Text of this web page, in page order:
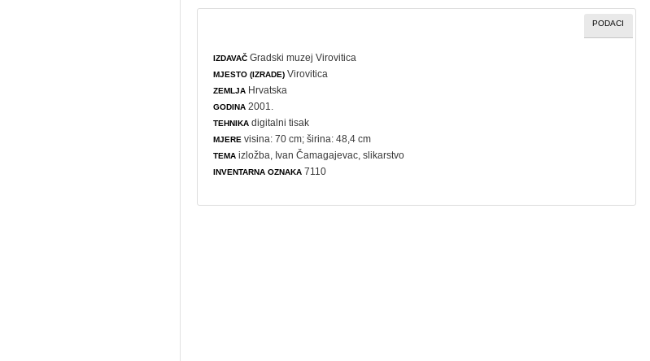
PODACI
IZDAVAČ Gradski muzej Virovitica
MJESTO (IZRADE) Virovitica
ZEMLJA Hrvatska
GODINA 2001.
TEHNIKA digitalni tisak
MJERE visina: 70 cm; širina: 48,4 cm
TEMA izložba , Ivan Čamagajevac,slikarstvo
INVENTARNA OZNAKA 7110